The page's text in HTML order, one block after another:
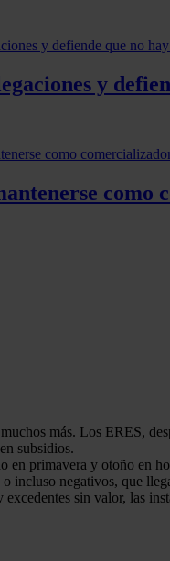
y
como
más. Los ERES,
subsidios.
en primavera y otoño en
o incluso negativos, que
sin valor, las